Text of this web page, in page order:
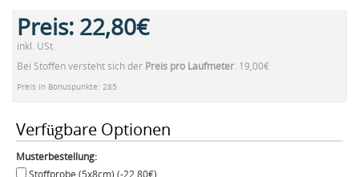
Preis: 22,80€
inkl. USt.
Bei Stoffen versteht sich der Preis pro Laufmeter. 19,00€
Preis in Bonuspunkte: 285
Verfügbare Optionen
Musterbestellung:
Stoffprobe (5x8cm) (-22,80€)